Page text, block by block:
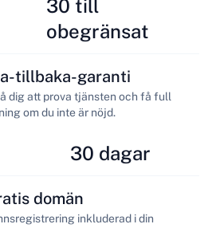
30 till
obegränsat
tillbaka-garanti
dig att prova tjänsten och få full
om du inte är nöjd.
30 dagar
domän
inkluderad i din